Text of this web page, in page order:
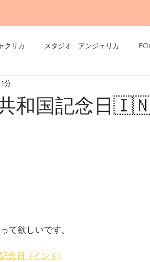
クリカ スタジオ アンジェリカ
和国記念日
分
て欲しいです。
念日_(インド)